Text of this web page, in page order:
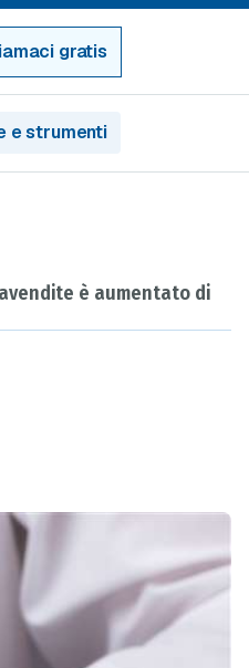
gratis
e strumenti
è aumentato di